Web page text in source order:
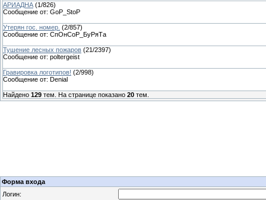
АРИАДНА (1/826)
Сообщение от: GoP_StoP
Утерян гос. номер. (2/857)
Сообщение от: СпОнСоР_БуРяТа
Тушение лесных пожаров (21/2397)
Сообщение от: poltergeist
Гравировка логотипов! (2/998)
Сообщение от: Denial
Найдено 129 тем. На странице показано 20 тем.
Форма входа
Логин: